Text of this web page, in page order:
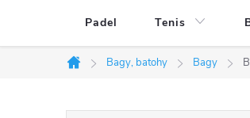
Padel Tenis
Domů
Bagy, batohy Bagy